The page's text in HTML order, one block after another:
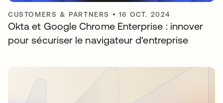
CUSTOMERS & PARTNERS • 16 OCT. 2024
Okta et Google Chrome Enterprise : innover
pour sécuriser le navigateur d'entreprise